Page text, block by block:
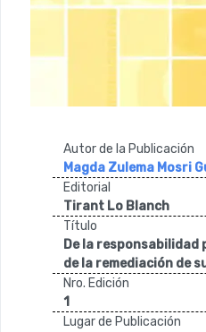
Autor de la Publicación
Magda Zulema Mosri
Editorial
Tirant Lo Blanch
Título
De la
de la remediación de
Nro. Edición
1
Lugar de Publicación